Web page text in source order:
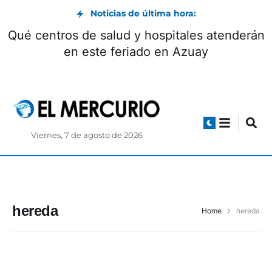
Noticias de última hora:
Qué centros de salud y hospitales atenderán
en este feriado en Azuay
Viernes, 7 de agosto de 2026
hereda Home hereda